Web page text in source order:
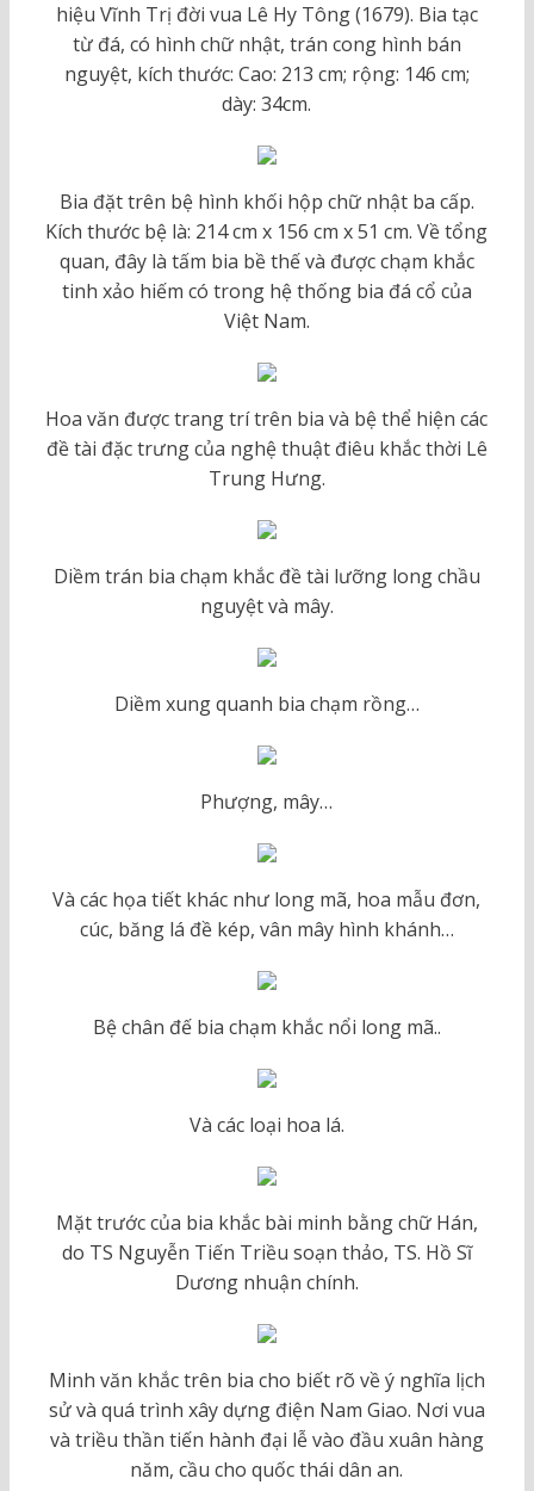
hiệu Vĩnh Trị đời vua Lê Hy Tông (1679). Bia tạc
từ đá, có hình chữ nhật, trán cong hình bán
nguyệt, kích thước: Cao: 213 cm; rộng: 146 cm;
dày: 34cm.
Bia đặt trên bệ hình khối hộp chữ nhật ba cấp.
Kích thước bệ là: 214 cm x 156 cm x 51 cm. Về tổng
quan, đây là tấm bia bề thế và được chạm khắc
tinh xảo hiếm có trong hệ thống bia đá cổ của
Việt Nam.
Hoa văn được trang trí trên bia và bệ thể hiện các
đề tài đặc trưng của nghệ thuật điêu khắc thời Lê
Trung Hưng.
Diềm trán bia chạm khắc đề tài lưỡng long chầu
nguyệt và mây.
Diềm xung quanh bia chạm rồng…
Phượng, mây…
Và các họa tiết khác như long mã, hoa mẫu đơn,
cúc, băng lá đề kép, vân mây hình khánh…
Bệ chân đế bia chạm khắc nổi long mã..
Và các loại hoa lá.
Mặt trước của bia khắc bài minh bằng chữ Hán,
do TS Nguyễn Tiến Triều soạn thảo, TS. Hồ Sĩ
Dương nhuận chính.
Minh văn khắc trên bia cho biết rõ về ý nghĩa lịch
sử và quá trình xây dựng điện Nam Giao. Nơi vua
và triều thần tiến hành đại lễ vào đầu xuân hàng
năm, cầu cho quốc thái dân an.